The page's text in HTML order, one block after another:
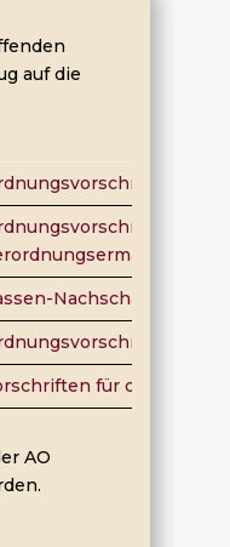
auf die
für
für die
Nachschau
für
für die
AO